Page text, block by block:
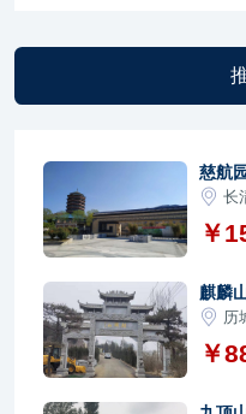
慈航
长
￥
麒麟
历
￥